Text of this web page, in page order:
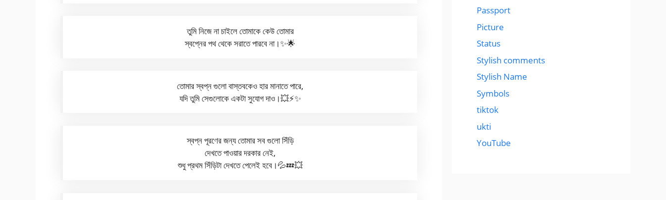
তুমি নিজে না চাইলে তোমাকে কেউ তোমার
স্বপ্নের পথ থেকে সরাতে পারবে না।✨🌟
তোমার স্বপ্ন গুলো বাস্তবকেও হার মানাতে পারে,
যদি তুমি সেগুলোকে একটা সুযোগ দাও।💥⚡✨
স্বপ্ন পূরণের জন্য তোমার সব গুলো সিঁড়ি
দেখতে পাওয়ার দরকার নেই,
শুধু প্রথম সিঁড়িটা দেখতে পেলেই হবে।💦💤💥
Passport
Picture
Status
Stylish comments
Stylish Name
Symbols
tiktok
ukti
YouTube